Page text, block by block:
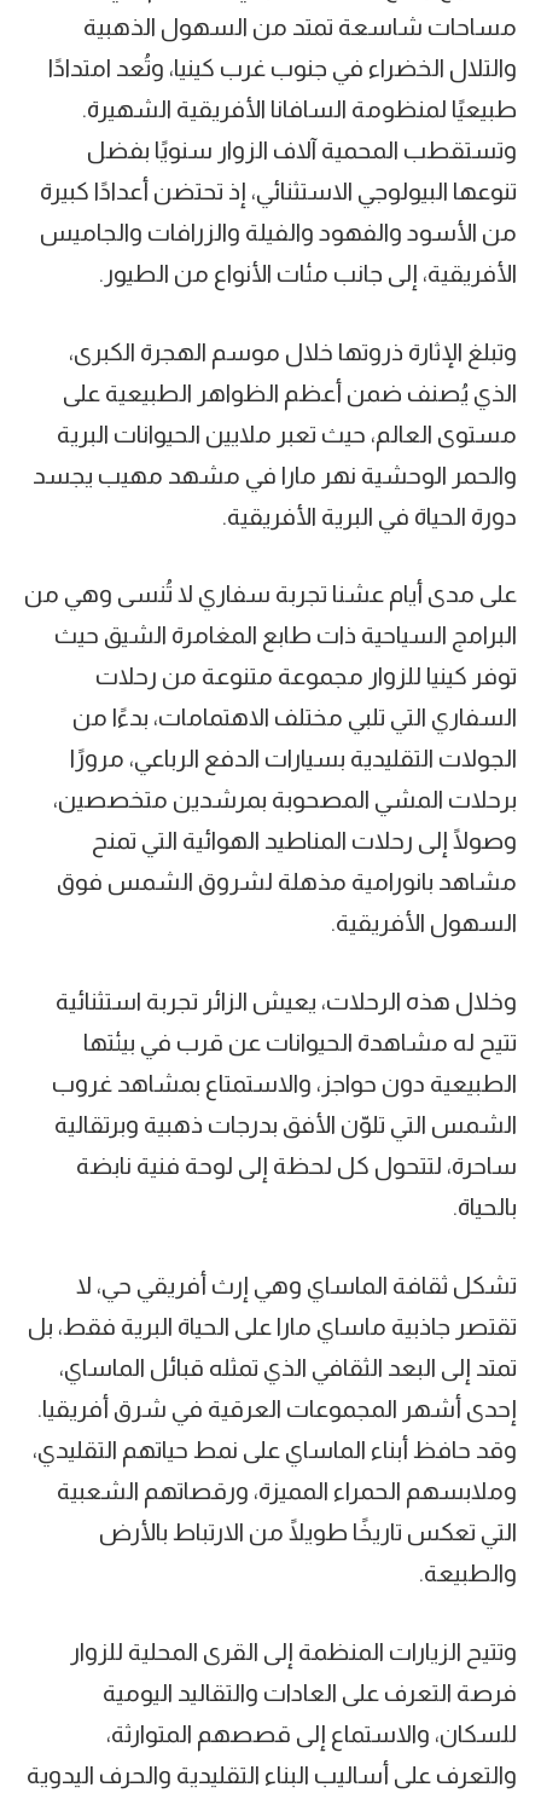
مساحات شاسعة تمتد من السهول الذهبية
والتلال الخضراء في جنوب غرب كينيا، وتُعد امتدادًا
طبيعيًا لمنظومة السافانا الأفريقية الشهيرة.
وتستقطب المحمية آلاف الزوار سنويًا بفضل
تنوعها البيولوجي الاستثنائي، إذ تحتضن أعدادًا كبيرة
من الأسود والفهود والفيلة والزرافات والجاميس
الأفريقية، إلى جانب مئات الأنواع من الطيور.
وتبلغ الإثارة ذروتها خلال موسم الهجرة الكبرى،
الذي يُصنف ضمن أعظم الظواهر الطبيعية على
مستوى العالم، حيث تعبر ملايين الحيوانات البرية
والحمر الوحشية نهر مارا في مشهد مهيب يجسد
دورة الحياة في البرية الأفريقية.
على مدى أيام عشنا تجربة سفاري لا تُنسى وهي من
البرامج السياحية ذات طابع المغامرة الشيق حيث
توفر كينيا للزوار مجموعة متنوعة من رحلات
السفاري التي تلبي مختلف الاهتمامات، بدءًا من
الجولات التقليدية بسيارات الدفع الرباعي، مرورًا
برحلات المشي المصحوبة بمرشدين متخصصين،
وصولًا إلى رحلات المناطيد الهوائية التي تمنح
مشاهد بانورامية مذهلة لشروق الشمس فوق
السهول الأفريقية.
‎وخلال هذه الرحلات، يعيش الزائر تجربة استثنائية
تتيح له مشاهدة الحيوانات عن قرب في بيئتها
الطبيعية دون حواجز، والاستمتاع بمشاهد غروب
الشمس التي تلوّن الأفق بدرجات ذهبية وبرتقالية
ساحرة، لتتحول كل لحظة إلى لوحة فنية نابضة
بالحياة.
تشكل ثقافة الماساي وهي إرث أفريقي حي، لا
تقتصر جاذبية ماساي مارا على الحياة البرية فقط، بل
تمتد إلى البعد الثقافي الذي تمثله قبائل الماساي،
إحدى أشهر المجموعات العرقية في شرق أفريقيا.
وقد حافظ أبناء الماساي على نمط حياتهم التقليدي،
وملابسهم الحمراء المميزة، ورقصاتهم الشعبية
التي تعكس تاريخًا طويلًا من الارتباط بالأرض
والطبيعة.
‎وتتيح الزيارات المنظمة إلى القرى المحلية للزوار
فرصة التعرف على العادات والتقاليد اليومية
للسكان، والاستماع إلى قصصهم المتوارثة،
والتعرف على أساليب البناء التقليدية والحرف اليدوية